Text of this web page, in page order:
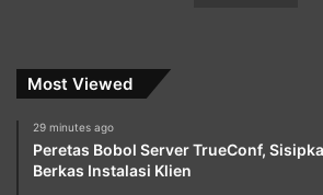
Most Viewed
29 minutes ago
Peretas Bobol Server TrueConf,
Berkas Instalasi Klien